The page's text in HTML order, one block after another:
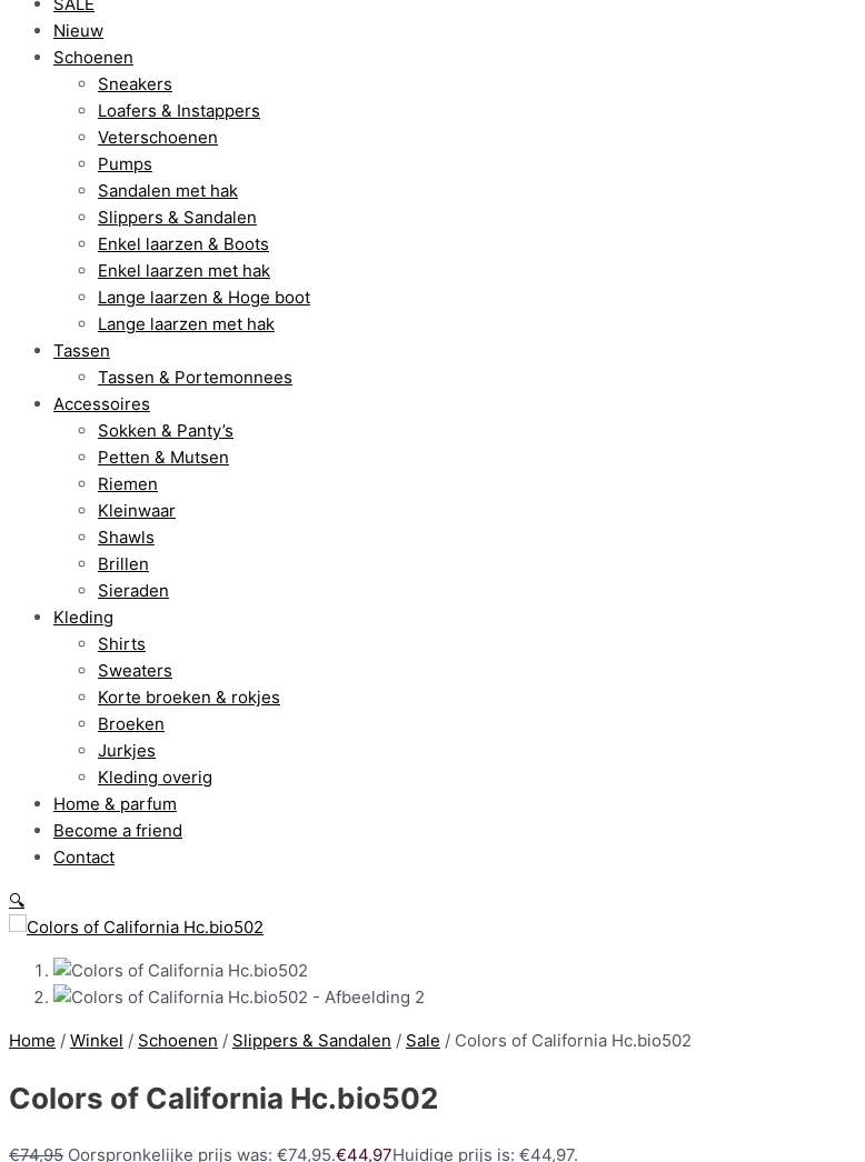
Nieuw
Schoenen
Sneakers
Loafers & Instappers
Veterschoenen
Pumps
Sandalen met hak
Slippers & Sandalen
Enkel laarzen & Boots
Enkel laarzen met hak
Lange laarzen & Hoge boot
Lange laarzen met hak
Tassen
Tassen & Portemonnees
Accessoires
Sokken & Panty’s
Petten & Mutsen
Riemen
Kleinwaar
Shawls
Brillen
Sieraden
Kleding
Shirts
Sweaters
Korte broeken & rokjes
Broeken
Jurkjes
Kleding overig
Home & parfum
Become a friend
Contact
🔍
Home / Winkel / Schoenen / Slippers & Sandalen / Sale / Colors of California Hc.bio502
Colors of California Hc.bio502
€74,95 Oorspronkelijke prijs was: €74,95.€44,97Huidige prijs is: €44,97.